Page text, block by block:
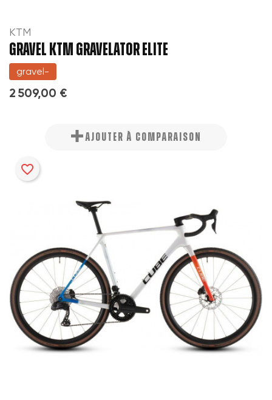
KTM
GRAVEL KTM GRAVELATOR ELITE
gravel-
2 509,00 €
AJOUTER À COMPARAISON
favorite_border